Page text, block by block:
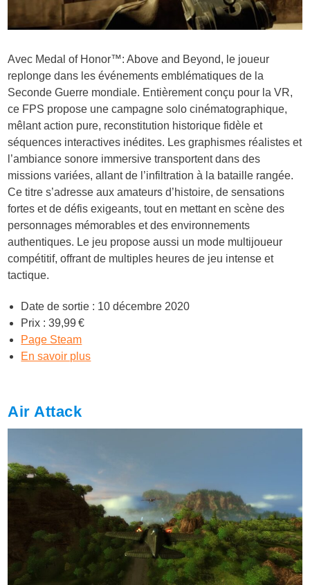
Avec Medal of Honor™: Above and Beyond, le joueur
replonge dans les événements emblématiques de la
Seconde Guerre mondiale. Entièrement conçu pour la VR,
ce FPS propose une campagne solo cinématographique,
mêlant action pure, reconstitution historique fidèle et
séquences interactives inédites. Les graphismes réalistes et
l’ambiance sonore immersive transportent dans des
missions variées, allant de l’infiltration à la bataille rangée.
Ce titre s’adresse aux amateurs d’histoire, de sensations
fortes et de défis exigeants, tout en mettant en scène des
personnages mémorables et des environnements
authentiques. Le jeu propose aussi un mode multijoueur
compétitif, offrant de multiples heures de jeu intense et
tactique.
Date de sortie : 10 décembre 2020
Prix : 39,99 €
Page Steam
En savoir plus
Air Attack